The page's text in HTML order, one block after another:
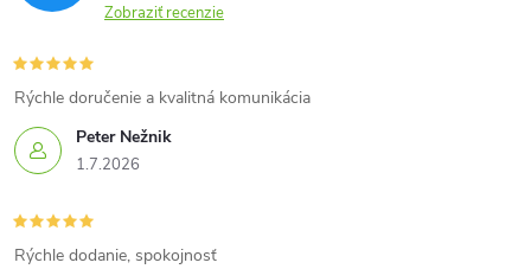
Zobraziť recenzie
Peter Nežnik
1.7.2026
Rýchle doručenie a kvalitná komunikácia
Rýchle dodanie, spokojnosť